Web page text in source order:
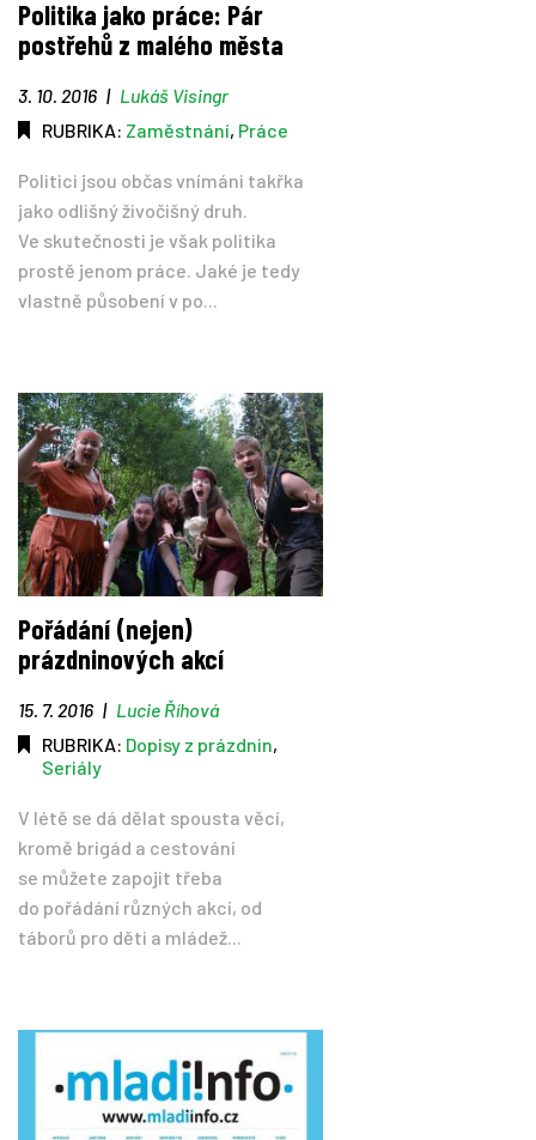
Tipy
Časopis
Soutěže
Politika jako práce: Pár
postřehů z malého města
3. 10. 2016 | Lukáš Visingr
RUBRIKA: Zaměstnání, Práce
Politici jsou občas vnímáni takřka
jako odlišný živočišný druh.
Ve skutečnosti je však politika
prostě jenom práce. Jaké je tedy
vlastně působení v po...
Pořádání (nejen)
prázdninových akcí
15. 7. 2016 | Lucie Říhová
RUBRIKA: Dopisy z prázdnin,
Seriály
V létě se dá dělat spousta věcí,
kromě brigád a cestování
se můžete zapojit třeba
do pořádání různých akcí, od
táborů pro děti a mládež...